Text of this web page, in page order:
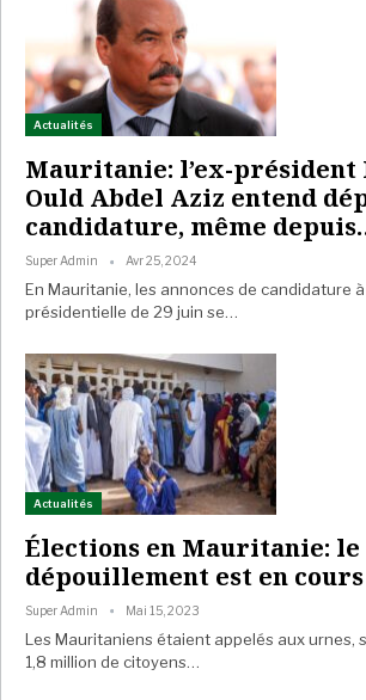
Actualités
Mauritanie: l’ex-président
Ould Abdel Aziz entend
candidature, même
Super Admin Avr 25, 2024
En Mauritanie, les annonces de candidature
présidentielle de 29 juin se…
Actualités
Élections en Mauritanie: le
dépouillement est en cours
Super Admin Mai 15, 2023
Les Mauritaniens étaient appelés aux urnes,
1,8 million de citoyens…